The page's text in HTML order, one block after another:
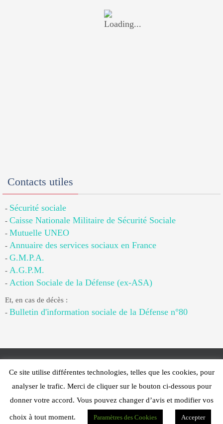
Contacts utiles
- Sécurité sociale
- Caisse Nationale Militaire de Sécurité Sociale
- Mutuelle UNEO
- Annuaire des services sociaux en France
- G.M.P.A.
- A.G.P.M.
- Action Sociale de la Défense (ex-ASA)
Et, en cas de décès :
- Bulletin d'information sociale de la Défense n°80
Web Design - PFS Concept Toulon - © 2025
Fonctionne avec Nirvana WordPress.
Ce site utilise différentes technologies, telles que les cookies, pour
analyser le trafic. Merci de cliquer sur le bouton ci-dessous pour
donner votre accord. Vous pouvez changer d’avis et modifier vos
choix à tout moment. Paramètres des Cookies Accepter